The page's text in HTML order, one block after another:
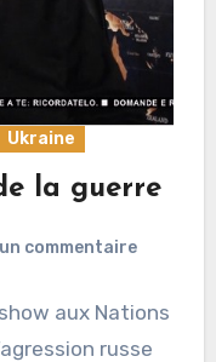
Ukraine
la guerre
commentaire
aux Nations
russe